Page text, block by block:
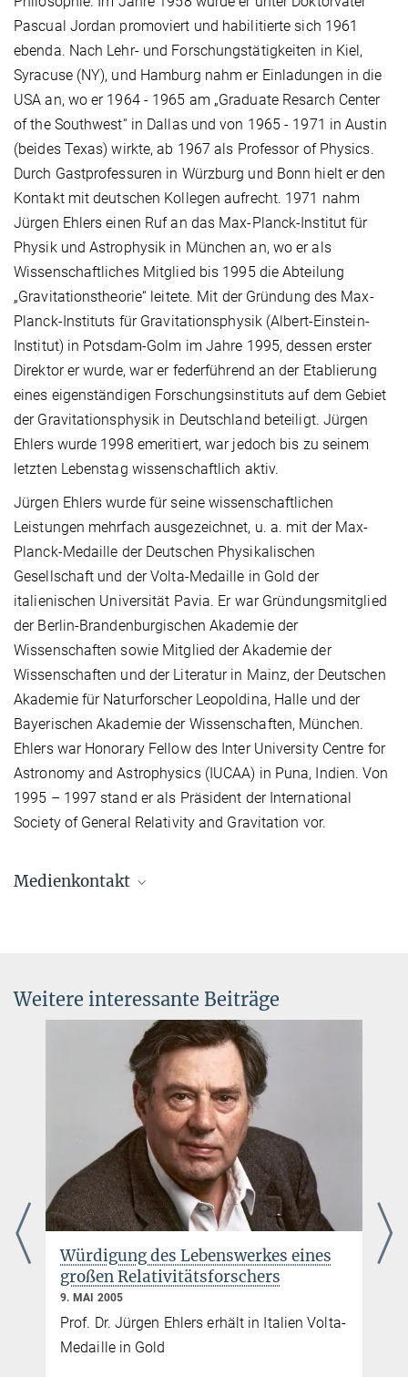
Pascual Jordan promoviert und habilitierte sich 1961
ebenda. Nach Lehr- und Forschungstätigkeiten in Kiel,
Syracuse (NY), und Hamburg nahm er Einladungen in die
USA an, wo er 1964 - 1965 am „Graduate Resarch Center
of the Southwest“ in Dallas und von 1965 - 1971 in Austin
(beides Texas) wirkte, ab 1967 als Professor of Physics.
Durch Gastprofessuren in Würzburg und Bonn hielt er den
Kontakt mit deutschen Kollegen aufrecht. 1971 nahm
Jürgen Ehlers einen Ruf an das Max-Planck-Institut für
Physik und Astrophysik in München an, wo er als
Wissenschaftliches Mitglied bis 1995 die Abteilung
„Gravitationstheorie“ leitete. Mit der Gründung des Max-
Planck-Instituts für Gravitationsphysik (Albert-Einstein-
Institut) in Potsdam-Golm im Jahre 1995, dessen erster
Direktor er wurde, war er federführend an der Etablierung
eines eigenständigen Forschungsinstituts auf dem Gebiet
der Gravitationsphysik in Deutschland beteiligt. Jürgen
Ehlers wurde 1998 emeritiert, war jedoch bis zu seinem
letzten Lebenstag wissenschaftlich aktiv.
Jürgen Ehlers wurde für seine wissenschaftlichen
Leistungen mehrfach ausgezeichnet, u. a. mit der Max-
Planck-Medaille der Deutschen Physikalischen
Gesellschaft und der Volta-Medaille in Gold der
italienischen Universität Pavia. Er war Gründungsmitglied
der Berlin-Brandenburgischen Akademie der
Wissenschaften sowie Mitglied der Akademie der
Wissenschaften und der Literatur in Mainz, der Deutschen
Akademie für Naturforscher Leopoldina, Halle und der
Bayerischen Akademie der Wissenschaften, München.
Ehlers war Honorary Fellow des Inter University Centre for
Astronomy and Astrophysics (IUCAA) in Puna, Indien. Von
1995 – 1997 stand er als Präsident der International
Society of General Relativity and Gravitation vor.
Medienkontakt
+49 331 567-7303
elke.mueller@...
Weitere interessante Beiträge
Würdigung des Lebenswerkes eines
großen Relativitätsforschers
9. MAI 2005
Prof. Dr. Jürgen Ehlers erhält in Italien Volta-
Medaille in Gold